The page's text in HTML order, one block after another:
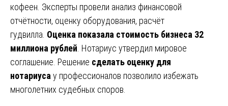
кофеен. Эксперты провели анализ финансовой
отчётности, оценку оборудования, расчёт
гудвилла. Оценка показала стоимость бизнеса 32
миллиона рублей . Нотариус утвердил мировое
соглашение. Решение сделать оценку для
нотариуса у профессионалов позволило избежать
многолетних судебных споров.